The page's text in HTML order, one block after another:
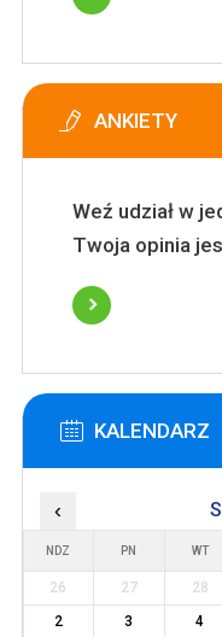
ANKIETY
Weź udział w
Twoja opinia
KALENDARZ
‹
NDZ PN WT
26 27 28
2
3 4